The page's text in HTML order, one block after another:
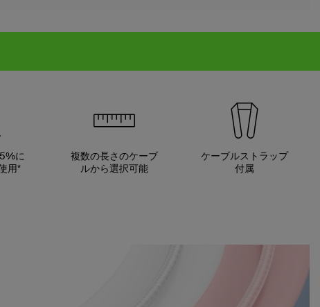
に
用*
複数の長さのケーブ
ルから選択可能
ケーブルストラップ
付属